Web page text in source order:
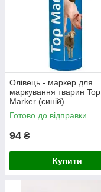
Олівець - маркер для
маркування тварин Top
Marker (синій)
Готово до відправки
94 ₴
Купити